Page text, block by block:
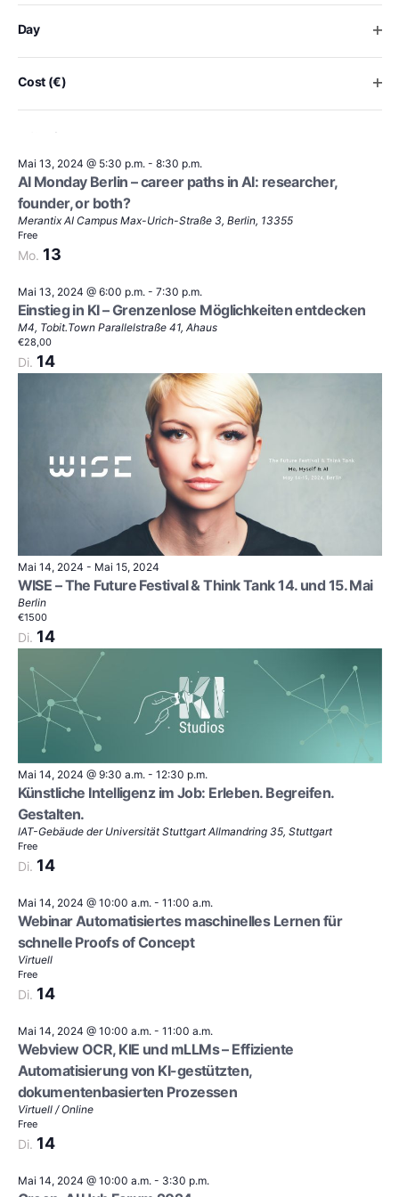
the
list
events
to
results.
Day
Cost (€)
Mai 13, 2024 @ 12:00 p.m.
Mit KI Resilienz stärken und Krisen bewältigen – Demo
Day “krisenFest”. Krisenbewältigung mittels KI.
Forum Digitale Technologien
Free
Mai 13, 2024 @ 5:30 p.m.- 8:30 p.m.
AI Monday Berlin – career paths in AI: researcher,
founder, or both?
Merantix AI Campus Max-Urich-Straße 3, Berlin, 13355
Free
Mo. 13
Mai 13, 2024 @ 6:00 p.m.- 7:30 p.m.
Einstieg in KI – Grenzenlose Möglichkeiten entdecken
M4, Tobit.Town Parallelstraße 41, Ahaus
€28,00
Di. 14
Mai 14, 2024 - Mai 15, 2024
WISE – The Future Festival & Think Tank 14. und 15. Mai
Berlin
€1500
Di. 14
Mai 14, 2024 @ 9:30 a.m.- 12:30 p.m.
Künstliche Intelligenz im Job: Erleben. Begreifen.
Gestalten.
IAT-Gebäude der Universität StuttgartAllmandring 35, Stuttgart
Free
Di. 14
Mai 14, 2024 @ 10:00 a.m.- 11:00 a.m.
Webinar Automatisiertes maschinelles Lernen für
schnelle Proofs of Concept
Virtuell
Free
Di. 14
Mai 14, 2024 @ 10:00 a.m.- 11:00 a.m.
Webview OCR, KIE und mLLMs – Effiziente
Automatisierung von KI-gestützten,
dokumentenbasierten Prozessen
Virtuell / Online
Free
Di. 14
Mai 14, 2024 @ 10:00 a.m.- 3:30 p.m.